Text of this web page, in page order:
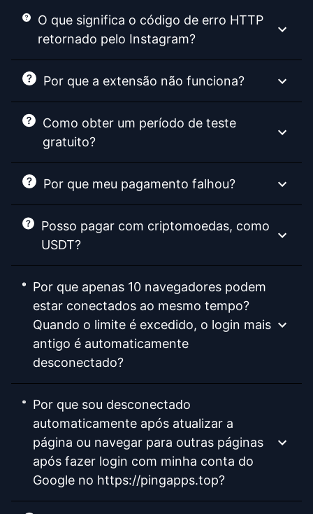
O que significa o código de erro HTTP
retornado pelo Instagram?
Por que a extensão não funciona?
Como obter um período de teste
gratuito?
Por que meu pagamento falhou?
Posso pagar com criptomoedas, como
USDT?
Por que apenas 10 navegadores podem
estar conectados ao mesmo tempo?
Quando o limite é excedido, o login mais
antigo é automaticamente
desconectado?
Por que sou desconectado
automaticamente após atualizar a
página ou navegar para outras páginas
após fazer login com minha conta do
Google no https://pingapps.top?